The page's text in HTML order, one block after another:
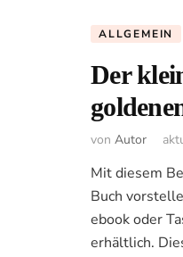
ALLGEMEIN
Der
von Autor
Mit diesem
Buch
ebook oder
erhältlich.